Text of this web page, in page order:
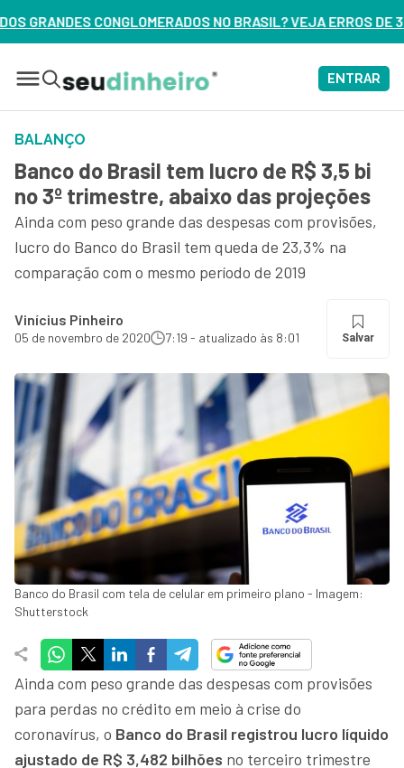
NO BRASIL? VEJA ERROS DE 3 DELES – ASSISTA AGORA
ENTRAR
BALANÇO
Banco do Brasil tem lucro de R$ 3,5 bi
no 3º trimestre, abaixo das projeções
Ainda com peso grande das despesas com provisões,
lucro do Banco do Brasil tem queda de 23,3% na
comparação com o mesmo período de 2019
Vinícius Pinheiro
05 de novembro de 2020 7:19 - atualizado às 8:01 Salvar
Banco do Brasil com tela de celular em primeiro plano - Imagem:
Shutterstock
Ainda com peso grande das despesas com provisões
para perdas no crédito em meio à crise do
coronavírus, o Banco do Brasil registrou lucro líquido
ajustado de R$ 3,482 bilhões no terceiro trimestre